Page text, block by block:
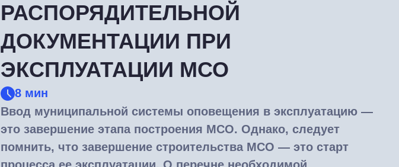
РАСПОРЯДИТЕЛЬНОЙ
ДОКУМЕНТАЦИИ ПРИ
ЭКСПЛУАТАЦИИ МСО
8 мин
Ввод муниципальной системы оповещения в эксплуатацию —
это завершение этапа построения МСО. Однако, следует
помнить, что завершение строительства МСО — это старт